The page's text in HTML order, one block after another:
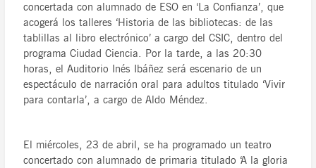
concertada con alumnado de ESO en ‘La Confianza’, que
acogerá los talleres ‘Historia de las bibliotecas: de las
tablillas al libro electrónico’ a cargo del CSIC, dentro del
programa Ciudad Ciencia. Por la tarde, a las 20:30
horas, el Auditorio Inés Ibáñez será escenario de un
espectáculo de narración oral para adultos titulado ‘Vivir
para contarla’, a cargo de Aldo Méndez.
El miércoles, 23 de abril, se ha programado un teatro
concertado con alumnado de primaria titulado ‘A la gloria